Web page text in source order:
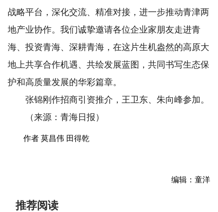
战略平台，深化交流、精准对接，进一步推动青津两
地产业协作。我们诚挚邀请各位企业家朋友走进青
海、投资青海、深耕青海，在这片生机盎然的高原大
地上共享合作机遇、共绘发展蓝图，共同书写生态保
护和高质量发展的华彩篇章。
张锦刚作招商引资推介，王卫东、朱向峰参加。
（来源：青海日报）
作者 莫昌伟 田得乾
编辑：童洋
推荐阅读